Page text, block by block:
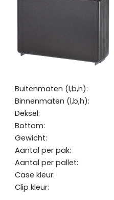
Buitenmaten (l,b,h):
Binnenmaten (l,b,h):
Deksel:
Bottom:
Gewicht:
Aantal per pak:
Aantal per pallet:
Case kleur:
Clip kleur: